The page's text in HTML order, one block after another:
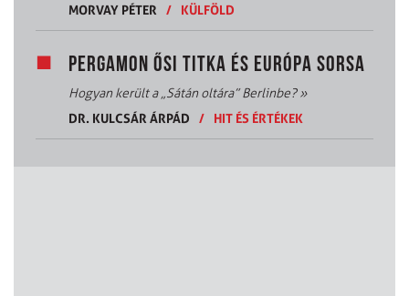
MORVAY PÉTER
/ KÜLFÖLD
PERGAMON ŐSI TITKA ÉS EURÓPA SORSA
Hogyan került a „Sátán oltára” Berlinbe?»
DR. KULCSÁR ÁRPÁD
/ HIT ÉS ÉRTÉKEK